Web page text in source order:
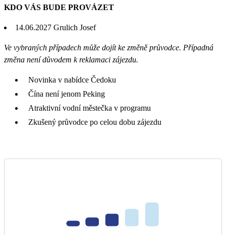
KDO VÁS BUDE PROVÁZET
14.06.2027 Grulich Josef
Ve vybraných případech může dojít ke změně průvodce. Případná
změna není důvodem k reklamaci zájezdu.
Novinka v nabídce Čedoku
Čína není jenom Peking
Atraktivní vodní městečka v programu
Zkušený průvodce po celou dobu zájezdu